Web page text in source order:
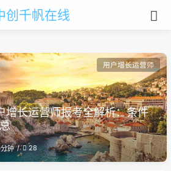
创千帆在线
用户增长运营师
长运营师报考全解析：条件
钟 28